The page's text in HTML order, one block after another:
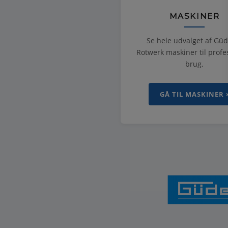
MASKINER
Se hele udvalget af
Rotwerk maskiner til
brug.
GÅ TIL MASKINER ›